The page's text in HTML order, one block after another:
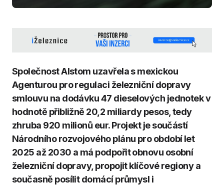
Společnost Alstom uzavřela s mexickou
Agenturou pro regulaci železniční dopravy
smlouvu na dodávku 47 dieselových jednotek v
hodnotě přibližně 20,2 miliardy pesos, tedy
zhruba 920 milionů eur. Projekt je součástí
Národního rozvojového plánu pro období let
2025 až 2030 a má podpořit obnovu osobní
železniční dopravy, propojit klíčové regiony a
současně posílit domácí průmysl i